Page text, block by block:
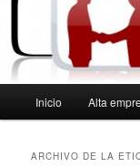
principal
Inicio Alta
ARCHIVO DE LA